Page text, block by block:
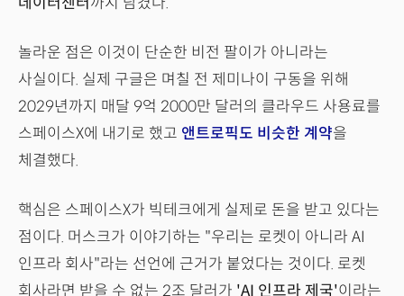
놀라운 점은 이것이 단순한 비전 팔이가 아니라는
사실이다. 실제 구글은 며칠 전 제미나이 구동을 위해
2029년까지 매달 9억 2000만 달러의 클라우드 사용료를
스페이스X에 내기로 했고 앤트로픽도 비슷한 계약을
체결했다.
핵심은 스페이스X가 빅테크에게 실제로 돈을 받고 있다는
점이다. 머스크가 이야기하는 "우리는 로켓이 아니라 AI
인프라 회사"라는 선언에 근거가 붙었다는 것이다. 로켓
회사라면 받을 수 없는 2조 달러가 'AI 인프라 제국'이라는